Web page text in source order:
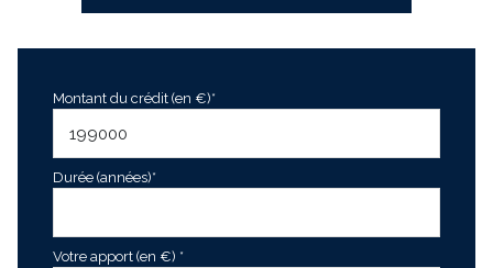
Montant du crédit (en €)*
Durée (années)*
Votre apport (en €) *